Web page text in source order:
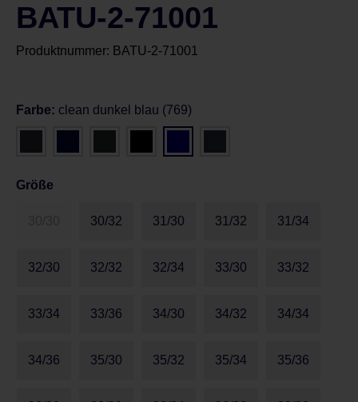
BATU-2-71001
Produktnummer: BATU-2-71001
Farbe: clean dunkel blau (769)
Größe
30/32 31/30 31/32 31/34
32/30 32/32 32/34 33/30 33/32
33/34 33/36 34/30 34/32 34/34
34/36 35/30 35/32 35/34 35/36